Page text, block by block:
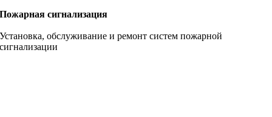
Пожарная сигнализация
Установка, обслуживание и ремонт систем пожарной
сигнализации